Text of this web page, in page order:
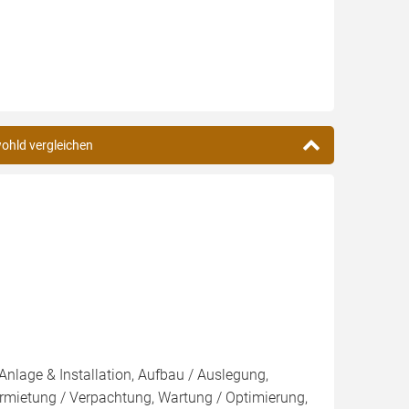
vergleichen
& Installation, Aufbau / Auslegung,
/ Verpachtung, Wartung / Optimierung,